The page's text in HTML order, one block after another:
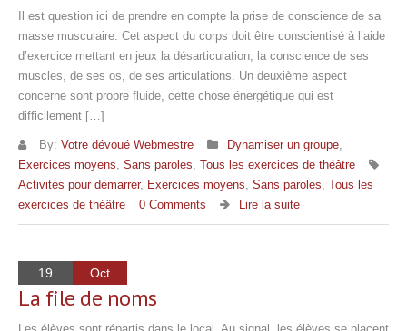
Il est question ici de prendre en compte la prise de conscience de sa
masse musculaire. Cet aspect du corps doit être conscientisé à l’aide
d’exercice mettant en jeux la désarticulation, la conscience de ses
muscles, de ses os, de ses articulations. Un deuxième aspect
concerne sont propre fluide, cette chose énergétique qui est
difficilement […]
By: Votre dévoué Webmestre Dynamiser un groupe,
Exercices moyens, Sans paroles, Tous les exercices de théâtre
Activités pour démarrer, Exercices moyens, Sans paroles, Tous les
exercices de théâtre
0 Comments Lire la suite
19 Oct
La file de noms